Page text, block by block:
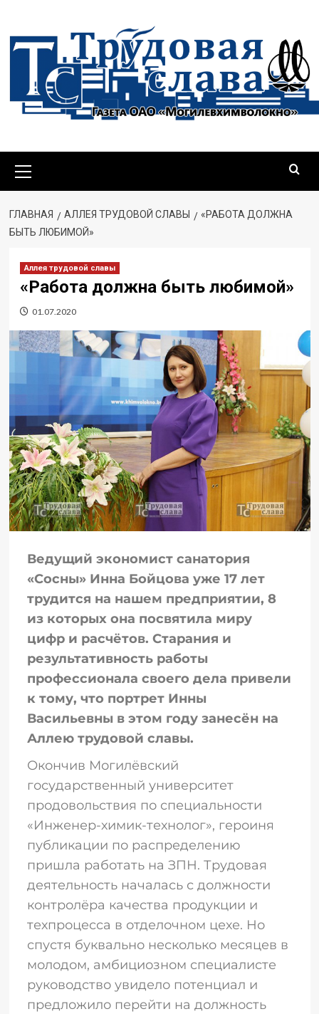
ГЛАВНАЯ АЛЛЕЯ ТРУДОВОЙ СЛАВЫ
«РАБОТА ДОЛЖНА
БЫТЬ ЛЮБИМОЙ»
Аллея трудовой славы
«Работа должна быть любимой»
01.07.2020
Ведущий экономист санатория
«Сосны» Инна Бойцова уже 17 лет
трудится на нашем предприятии, 8
из которых она посвятила миру
цифр и расчётов. Старания и
результативность работы
профессионала своего дела привели
к тому, что портрет Инны
Васильевны в этом году занесён на
Аллею трудовой славы.
Окончив Могилёвский
государственный университет
продовольствия по специальности
«Инженер-химик-технолог», героиня
публикации по распределению
пришла работать на ЗПН. Трудовая
деятельность началась с должности
контролёра качества продукции и
техпроцесса в отделочном цехе. Но
спустя буквально несколько месяцев в
молодом, амбициозном специалисте
руководство увидело потенциал и
предложило перейти на должность